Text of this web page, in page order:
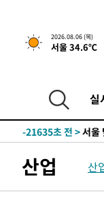
2026.08.06 (목)
서울 34.6℃
실
-22951초 전 >[속보
-22347초 전 >'낮
-21968초 전 >
"韓
-21795초 전 >
-21635초 전 >서울
-17292초 전 >
[속
-17222초 전 >[속
산업 산